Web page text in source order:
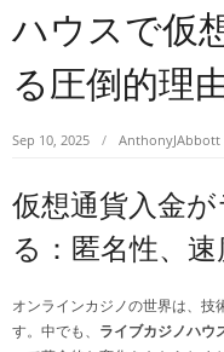
ハウスで仮
る圧倒的理
Sep 10, 2025 AnthonyJAbbott
仮想通貨入金
る：匿名性、
オンラインカジノの世界は、技
す。中でも、 ライブカジノハウ